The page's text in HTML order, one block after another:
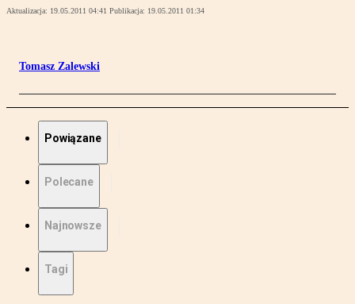
Aktualizacja: 19.05.2011 04:41 Publikacja: 19.05.2011 01:34
Tomasz Zalewski
Powiązane
Polecane
Najnowsze
Tagi